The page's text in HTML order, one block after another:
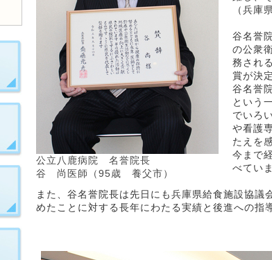
公立八鹿病院 名誉院長
谷 尚医師（95歳 養父市）
（兵庫
谷名誉
の公衆
務され
賞が決
谷名誉
という
でいろ
や看護
たえを
今まで
べてい
また、谷名誉院長は先日にも兵庫県給食施設協
めたことに対する長年にわたる実績と後進への指